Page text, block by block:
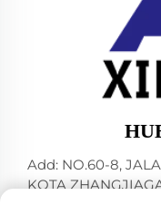
Add: NO.60-8,
KOTA